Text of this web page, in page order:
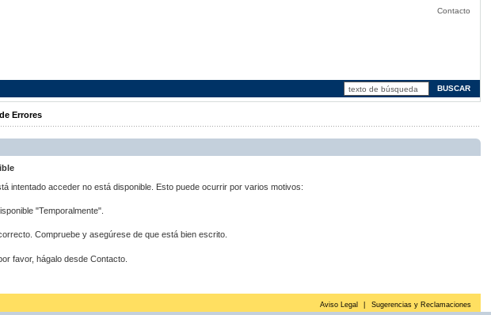
Contacto
Errores
intentado acceder no está disponible. Esto puede ocurrir por varios motivos:
"Temporalmente".
Compruebe y asegúrese de que está bien escrito.
favor, hágalo desde Contacto.
Aviso Legal Sugerencias y Reclamaciones